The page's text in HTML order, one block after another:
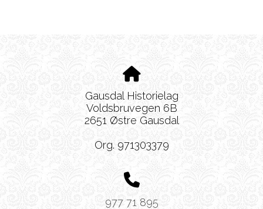
Gausdal Historielag
Voldsbruvegen 6B
2651 Østre Gausdal
Org. 971303379
977 71 895